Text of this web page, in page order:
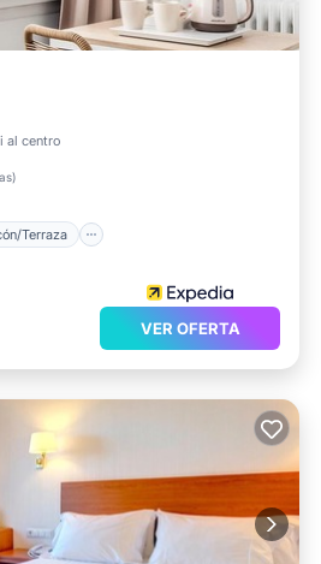
al centro
)
Terraza
Balcón/Terraza
VER OFERTA